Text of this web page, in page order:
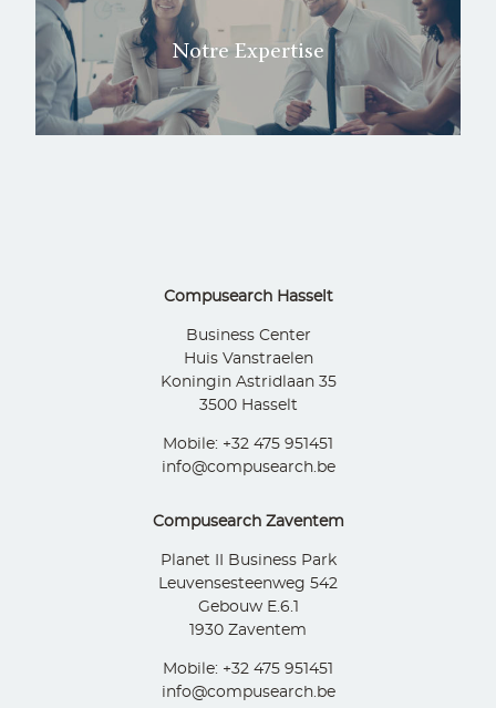
Notre Expertise
Compusearch Hasselt
Business Center
Huis Vanstraelen
Koningin Astridlaan 35
3500 Hasselt
Mobile: +32 475 951451
info@compusearch.be
Compusearch Zaventem
Planet II Business Park
Leuvensesteenweg 542
Gebouw E.6.1
1930 Zaventem
Mobile: +32 475 951451
info@compusearch.be